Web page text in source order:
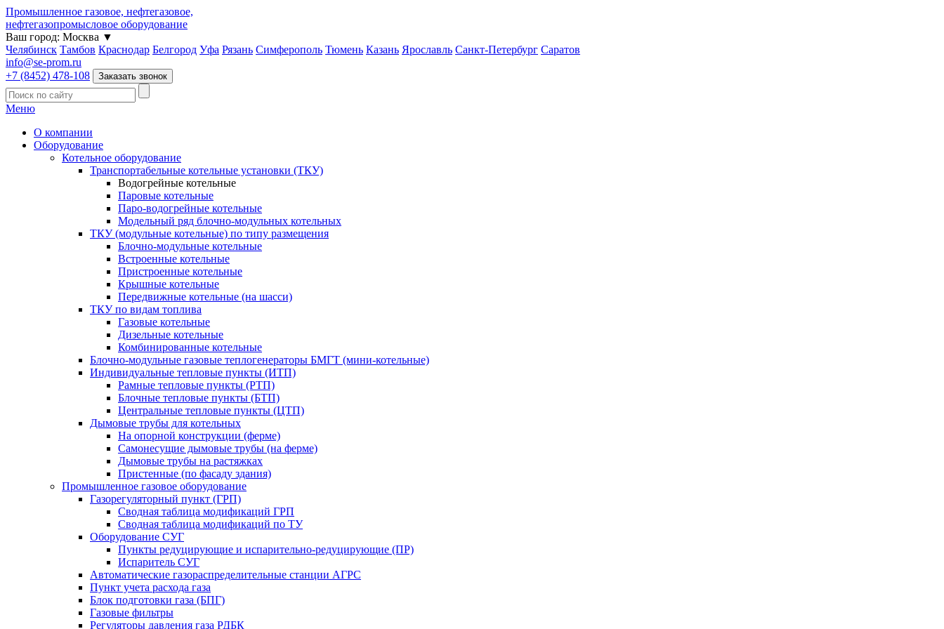
Промышленное газовое, нефтегазовое,
нефтегазопромысловое оборудование
Ваш город: Москва ▼
Челябинск Тамбов Краснодар Белгород Уфа Рязань Симферополь Тюмень Казань Ярославль Санкт-Петербург Саратов
info@se-prom.ru
+7 (8452) 478-108
Заказать звонок
Меню
О компании
Оборудование
Котельное оборудование
Транспортабельные котельные установки (ТКУ)
Водогрейные котельные
Паровые котельные
Паро-водогрейные котельные
Модельный ряд блочно-модульных котельных
ТКУ (модульные котельные) по типу размещения
Блочно-модульные котельные
Встроенные котельные
Пристроенные котельные
Крышные котельные
Передвижные котельные (на шасси)
ТКУ по видам топлива
Газовые котельные
Дизельные котельные
Комбинированные котельные
Блочно-модульные газовые теплогенераторы БМГТ (мини-котельные)
Индивидуальные тепловые пункты (ИТП)
Рамные тепловые пункты (РТП)
Блочные тепловые пункты (БТП)
Центральные тепловые пункты (ЦТП)
Дымовые трубы для котельных
На опорной конструкции (ферме)
Самонесущие дымовые трубы (на ферме)
Дымовые трубы на растяжках
Пристенные (по фасаду здания)
Промышленное газовое оборудование
Газорегуляторный пункт (ГРП)
Сводная таблица модификаций ГРП
Сводная таблица модификаций по ТУ
Оборудование СУГ
Пункты редуцирующие и испарительно-редуцирующие (ПР)
Испаритель СУГ
Автоматические газораспределительные станции АГРС
Пункт учета расхода газа
Блок подготовки газа (БПГ)
Газовые фильтры
Регуляторы давления газа РДБК